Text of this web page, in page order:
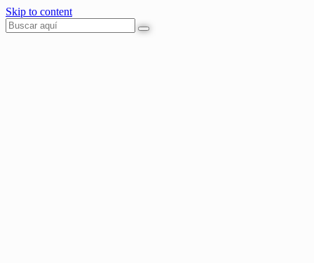
Skip to content